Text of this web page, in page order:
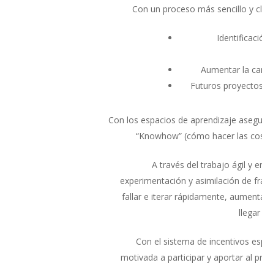
Con un proceso más sencillo y
Aumentar la
Futuros
Con los espacios de aprendizaje
“Knowhow” (cómo hacer las
A través del trabajo ágil y
experimentación y asimilación de
fallar e iterar rápidamente,
Con el sistema de incentivos
motivada a participar y aportar al